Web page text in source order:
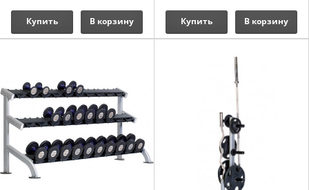
Купить В корзину Купить В корзину